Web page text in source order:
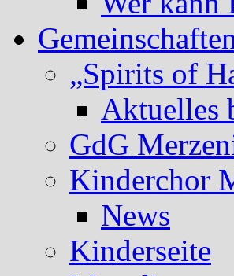
„Spirits of
Aktuelles
GdG
Kinderchor
News
Kinderseite